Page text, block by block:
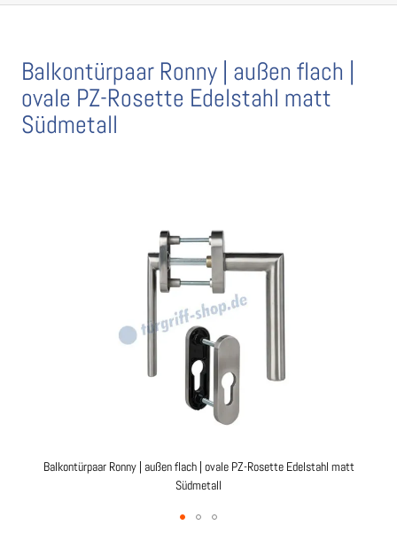
Balkontürpaar Ronny | außen flach |
ovale PZ-Rosette Edelstahl matt
Südmetall
Balkontürpaar Ronny | außen flach | ovale PZ-Rosette Edelstahl matt
Südmetall